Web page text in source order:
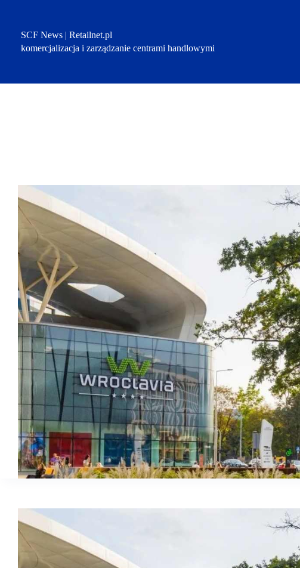
SCF News | Retailnet.pl
komercjalizacja i zarządzanie centrami handlowymi